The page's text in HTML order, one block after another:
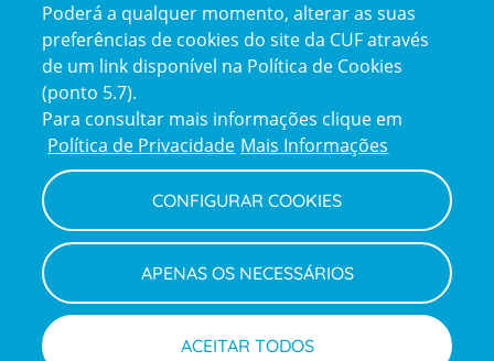
Reclamações
e
elogios
Policy
Política de Privacidade e Cookies
Termos e Condições
Declaração de Acessibilidade
Canal de Denúncias
Informações legais
Poderá a qualquer momento, alterar as suas
preferências de cookies do site da CUF através
de um link disponível na Política de Cookies
(ponto 5.7).
Para consultar mais informações clique em
Política de Privacidade Mais Informações
CONFIGURAR COOKIES
APENAS OS NECESSÁRIOS
ACEITAR TODOS